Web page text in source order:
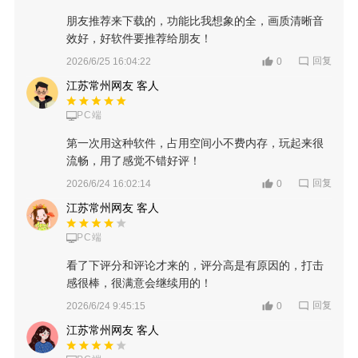
朋友推荐来下载的，功能比我想象的全，画质清晰音
效好，好软件要推荐给朋友！
2026/6/25 16:04:22 0 回复
江苏常州网友 客人
PC端
第一次用这种软件，占用空间小不费内存，玩起来很
流畅，用了感觉不错好评！
2026/6/24 16:02:14 0 回复
江苏常州网友 客人
PC端
看了下评分和评论才来的，评分高是有原因的，打击
感很棒，很满意会继续用的！
2026/6/24 9:45:15 0 回复
江苏常州网友 客人